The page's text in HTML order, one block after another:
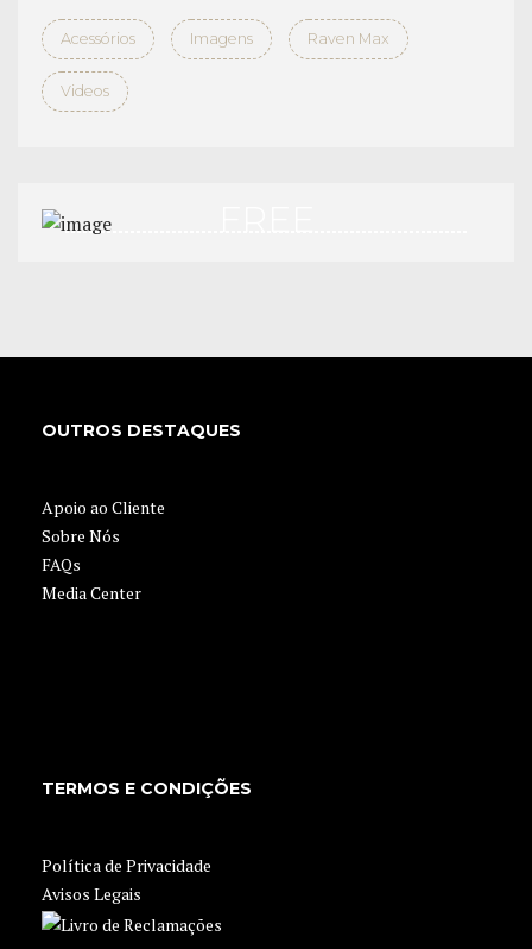
Acessórios Imagens Raven Max
Videos
OUTROS DESTAQUES
Apoio ao Cliente
Sobre Nós
FAQs
Media Center
TERMOS E CONDIÇÕES
Política de Privacidade
Avisos Legais